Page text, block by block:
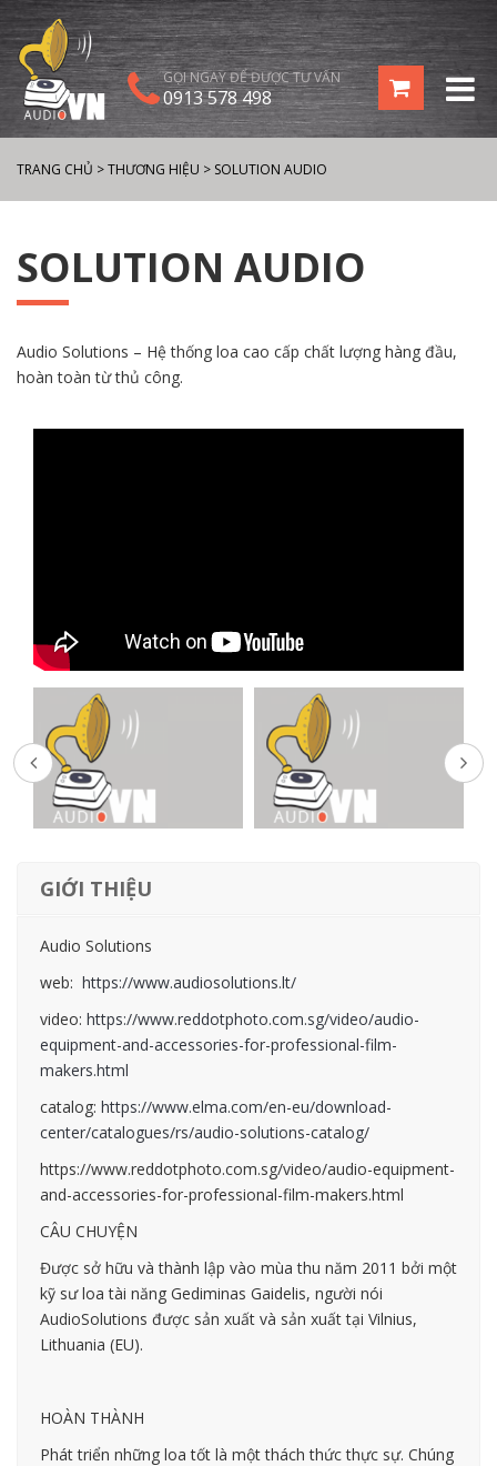
GỌI NGAY ĐỂ ĐƯỢC TƯ VẤN
0913 578 498
TRANG CHỦ >THƯƠNG HIỆU > SOLUTION AUDIO
SOLUTION AUDIO
Audio Solutions – Hệ thống loa cao cấp chất lượng hàng đầu,
hoàn toàn từ thủ công.
GIỚI THIỆU
Audio Solutions
web: https://www.audiosolutions.lt/
video: https://www.reddotphoto.com.sg/video/audio-
equipment-and-accessories-for-professional-film-
makers.html
catalog: https://www.elma.com/en-eu/download-
center/catalogues/rs/audio-solutions-catalog/
https://www.reddotphoto.com.sg/video/audio-equipment-
and-accessories-for-professional-film-makers.html
CÂU CHUYỆN
Được sở hữu và thành lập vào mùa thu năm 2011 bởi một
kỹ sư loa tài năng Gediminas Gaidelis, người nói
AudioSolutions được sản xuất và sản xuất tại Vilnius,
Lithuania (EU).
HOÀN THÀNH
Phát triển những loa tốt là một thách thức thực sự. Chúng